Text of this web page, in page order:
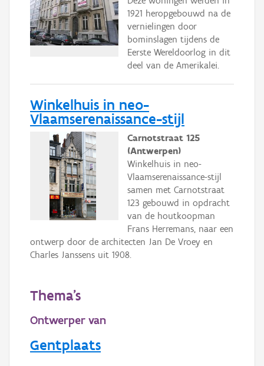
1921 heropgebouwd na de
vernielingen door
bominslagen tijdens de
Eerste Wereldoorlog in dit
deel van de Amerikalei.
Winkelhuis in neo-
Vlaamserenaissance-stijl
Carnotstraat 125
(Antwerpen)
Winkelhuis in neo-
Vlaamserenaissance-stijl
samen met Carnotstraat
123 gebouwd in opdracht
van de houtkoopman
Frans Herremans, naar een
ontwerp door de architecten Jan De Vroey en
Charles Janssens uit 1908.
Thema's
Ontwerper van
Gentplaats